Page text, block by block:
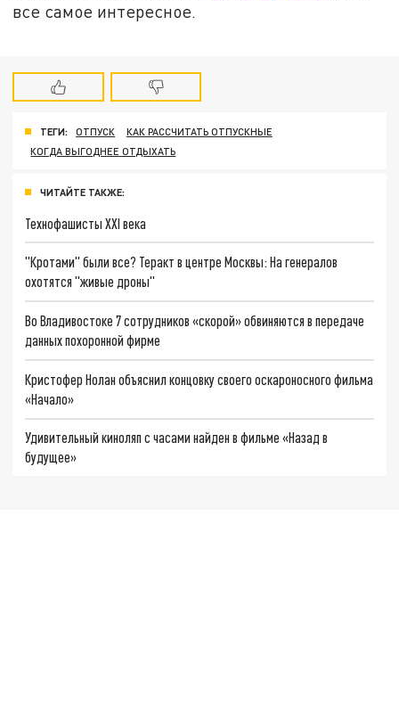
все самое интересное.
ТЕГИ: ОТПУСК
КАК РАССЧИТАТЬ ОТПУСКНЫЕ
КОГДА ВЫГОДНЕЕ ОТДЫХАТЬ
ЧИТАЙТЕ ТАКЖЕ:
Технофашисты XXI века
"Кротами" были все? Теракт в центре Москвы: На генералов
охотятся "живые дроны"
Во Владивостоке 7 сотрудников «скорой» обвиняются в передаче
данных похоронной фирме
Кристофер Нолан объяснил концовку своего оскароносного фильма
«Начало»
Удивительный киноляп с часами найден в фильме «Назад в
будущее»